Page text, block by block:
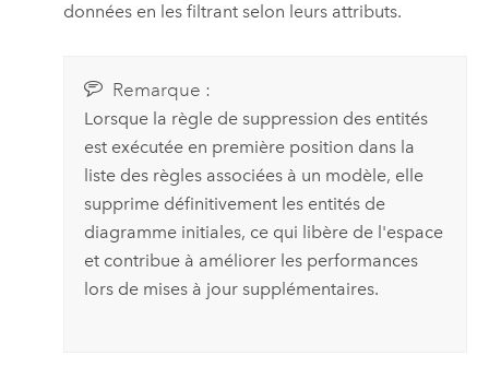
données en les filtrant selon leurs attributs.
Remarque :
Lorsque la règle de suppression des entités
est exécutée en première position dans la
liste des règles associées à un modèle, elle
supprime définitivement les entités de
diagramme initiales, ce qui libère de l'espace
et contribue à améliorer les performances
lors de mises à jour supplémentaires.